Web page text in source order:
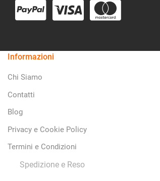
Informazioni
Chi Siamo
Contatti
Blog
Privacy e Cookie Policy
Termini e Condizioni
Spedizione e Reso